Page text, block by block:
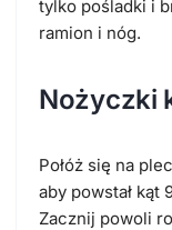
tylko pośladki i
ramion i nóg.
Nożyczki
Połóż się na
aby powstał kąt
Zacznij powoli